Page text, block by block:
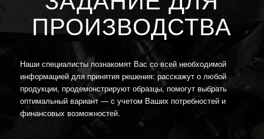
ПРОИЗВОДСТВА
Наши специалисты познакомят Вас со всей необходимой
информацией для принятия решения: расскажут о любой
продукции, продемонстрируют образцы, помогут выбрать
оптимальный вариант — с учетом Ваших потребностей и
финансовых возможностей.